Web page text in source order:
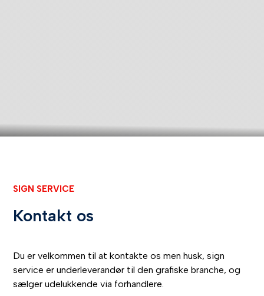
SIGN SERVICE
Kontakt os
Du er velkommen til at kontakte os men husk, sign
service er underleverandør til den grafiske branche, og
sælger udelukkende via forhandlere.